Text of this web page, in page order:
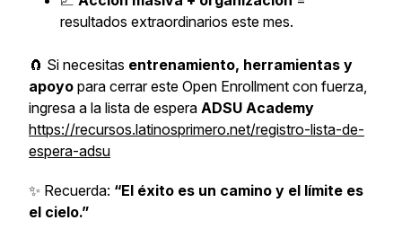
resultados extraordinarios este mes.
🧲 Si necesitas entrenamiento, herramientas y
apoyo para cerrar este Open Enrollment con fuerza,
ingresa a la lista de espera ADSU Academy
https://recursos.latinosprimero.net/registro-lista-de-
espera-adsu
✨ Recuerda: “El éxito es un camino y el límite es
el cielo.”